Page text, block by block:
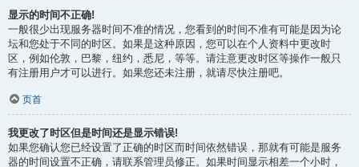
显示的时间不正确!
一般很少出现服务器时间不准的情况，您看到的时间不准有可能是因为论
坛和您处于不同的时区。如果是这种原因，您可以在个人资料中更改时
区，例如伦敦，巴黎，纽约，悉尼，等等。请注意更改时区等操作一般只
有注册用户才可以进行。如果您还未注册，就请尽快注册吧。
页首
我更改了时区但是时间还是显示错误!
如果您确认您已经设置了正确的时区而时间依然错误，那就有可能是服务
器的时间设置不正确，请联系管理员修正。如果时间显示相差一个小时，